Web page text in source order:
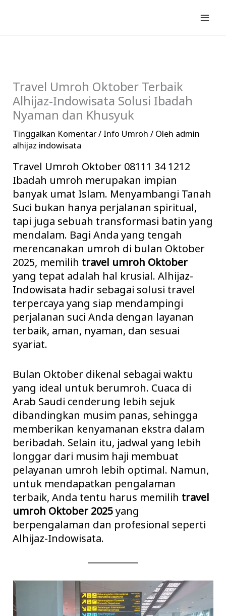
konten
Travel Umroh Oktober Terbaik
Alhijaz-Indowisata Solusi Ibadah
Nyaman dan Khusyuk
Tinggalkan Komentar/ Info Umroh / Oleh admin
alhijaz indowisata
Travel Umroh Oktober 08111 34 1212
Ibadah umroh merupakan impian
banyak umat Islam. Menyambangi Tanah
Suci bukan hanya perjalanan spiritual,
tapi juga sebuah transformasi batin yang
mendalam. Bagi Anda yang tengah
merencanakan umroh di bulan Oktober
2025, memilih travel umroh Oktober
yang tepat adalah hal krusial. Alhijaz-
Indowisata hadir sebagai solusi travel
terpercaya yang siap mendampingi
perjalanan suci Anda dengan layanan
terbaik, aman, nyaman, dan sesuai
syariat.
Bulan Oktober dikenal sebagai waktu
yang ideal untuk berumroh. Cuaca di
Arab Saudi cenderung lebih sejuk
dibandingkan musim panas, sehingga
memberikan kenyamanan ekstra dalam
beribadah. Selain itu, jadwal yang lebih
longgar dari musim haji membuat
pelayanan umroh lebih optimal. Namun,
untuk mendapatkan pengalaman
terbaik, Anda tentu harus memilih travel
umroh Oktober 2025yang
berpengalaman dan profesional seperti
Alhijaz-Indowisata.